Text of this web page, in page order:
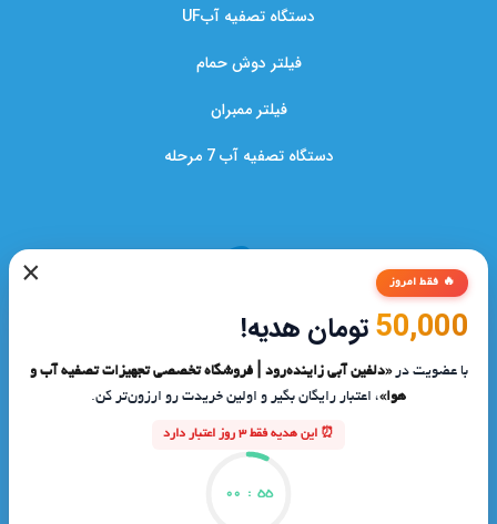
دستگاه تصفیه آبUF
فیلتر دوش حمام
فیلتر ممبران
دستگاه تصفیه آب 7 مرحله
شرکت دلفین آبی زاینده‌رود از سال ۱۳۸۱ فعالیت
خود را با هدف ارتقای کیفیت آب مصرفی
در ایران آغاز کرد.
× 🔥 فقط امروز
50,000تومان هدیه!
با عضویت در«دلفین آبی زاینده‌رود | فروشگاه تخصصی تجهیزات تصفیه آب و
هوا»، اعتبار رایگان بگیر و اولین خریدت رو ارزون‌تر کن.
⏰ این هدیه فقط 3 روز اعتبار دارد
55
:
00